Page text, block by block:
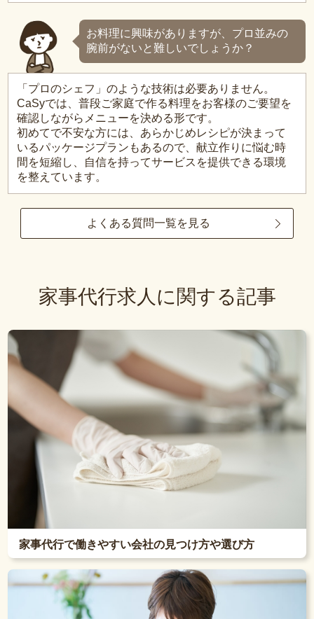
お料理に興味がありますが、プロ並みの
腕前がないと難しいでしょうか？
「プロのシェフ」のような技術は必要ありません。
CaSyでは、普段ご家庭で作る料理をお客様のご要望を
確認しながらメニューを決める形です。
初めてで不安な方には、あらかじめレシピが決まって
いるパッケージプランもあるので、献立作りに悩む時
間を短縮し、自信を持ってサービスを提供できる環境
を整えています。
よくある質問一覧を見る
家事代行求人に関する記事
家事代行で働きやすい会社の見つけ方や選び方